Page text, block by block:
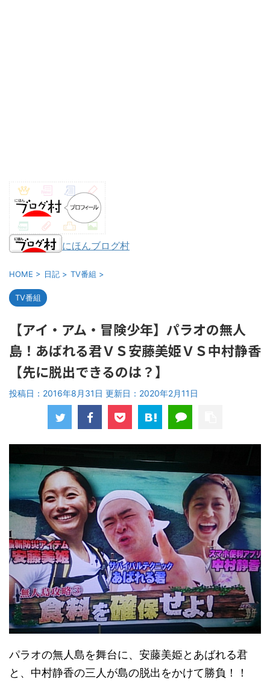
にほんブログ村
HOME > 日記 > TV番組 >
TV番組
【アイ・アム・冒険少年】パラオの無人
島！あばれる君ＶＳ安藤美姫ＶＳ中村静香
【先に脱出できるのは？】
投稿日：2016年8月31日 更新日： 2020年2月11日
パラオの無人島を舞台に、安藤美姫とあばれる君
と、中村静香の三人が島の脱出をかけて勝負！！